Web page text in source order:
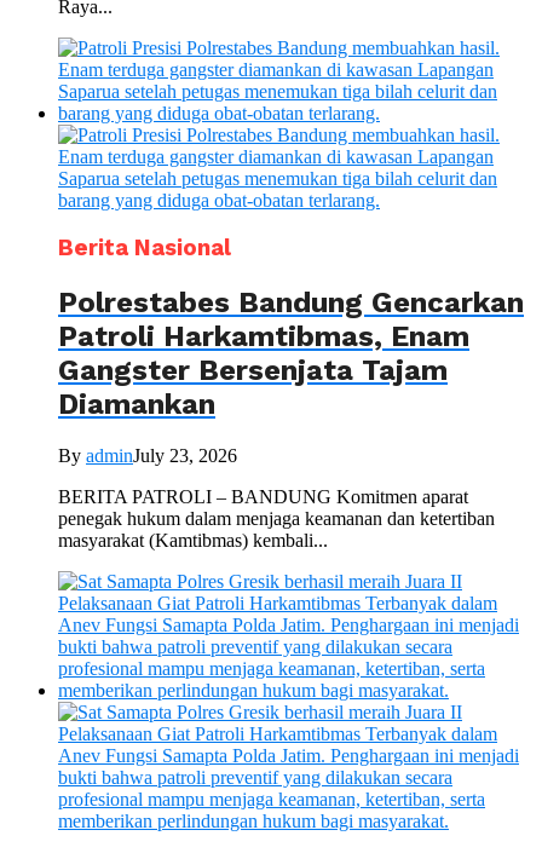
Raya...
Berita Nasional
Polrestabes Bandung Gencarkan
Patroli Harkamtibmas, Enam
Gangster Bersenjata Tajam
Diamankan
By adminJuly 23, 2026
BERITA PATROLI – BANDUNG Komitmen aparat
penegak hukum dalam menjaga keamanan dan ketertiban
masyarakat (Kamtibmas) kembali...